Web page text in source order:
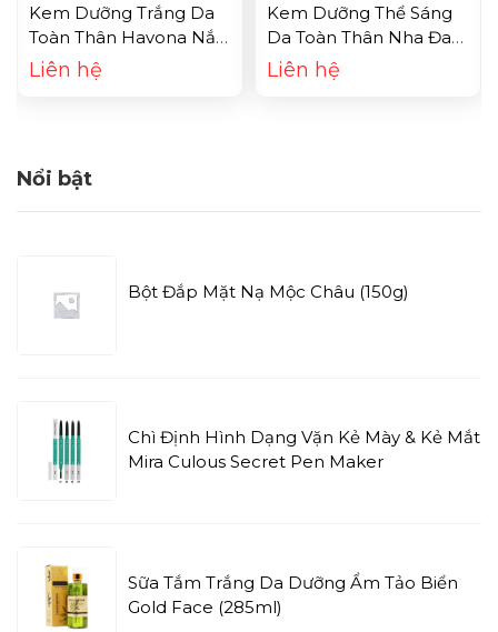
Kem Dưỡng Trắng Da
Toàn Thân Havona Nắp
Vàng (300g)
Liên hệ
Kem Dưỡng Thể Sáng
Da Toàn Thân Nha Đam
Sokiss
Liên hệ
Nổi bật
Bột Đắp Mặt Nạ Mộc Châu (150g)
Chì Định Hình Dạng Vặn Kẻ Mày & Kẻ Mắt
Mira Culous Secret Pen Maker
Sữa Tắm Trắng Da Dưỡng Ẩm Tảo Biển
Gold Face (285ml)